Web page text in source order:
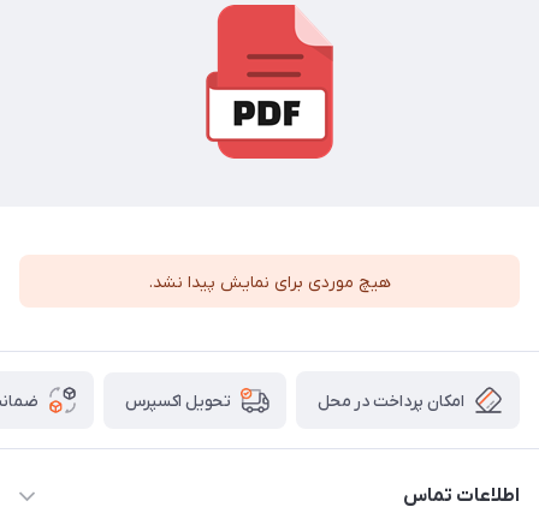
هیچ موردی برای نمایش پیدا نشد.
امکان پرداخت در محل تحویل اکسپرس
اطلاعات تماس